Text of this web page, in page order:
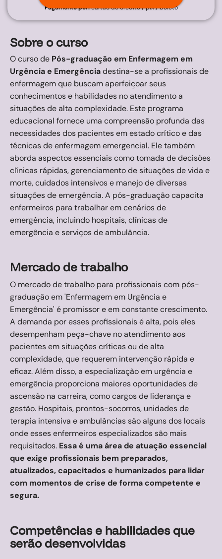
Sobre o curso
O curso de Pós-graduação em Enfermagem em
Urgência e Emergênciadestina-se a profissionais de
enfermagem que buscam aperfeiçoar seus
conhecimentos e habilidades no atendimento a
situações de alta complexidade. Este programa
educacional fornece uma compreensão profunda das
necessidades dos pacientes em estado crítico e das
técnicas de enfermagem emergencial. Ele também
aborda aspectos essenciais como tomada de decisões
clínicas rápidas, gerenciamento de situações de vida e
morte, cuidados intensivos e manejo de diversas
situações de emergência. A pós-graduação capacita
enfermeiros para trabalhar em cenários de
emergência, incluindo hospitais, clínicas de
emergência e serviços de ambulância.
Mercado de trabalho
O mercado de trabalho para profissionais com pós-
graduação em 'Enfermagem em Urgência e
Emergência' é promissor e em constante crescimento.
A demanda por esses profissionais é alta, pois eles
desempenham peça-chave no atendimento aos
pacientes em situações críticas ou de alta
complexidade, que requerem intervenção rápida e
eficaz. Além disso, a especialização em urgência e
emergência proporciona maiores oportunidades de
ascensão na carreira, como cargos de liderança e
gestão. Hospitais, prontos-socorros, unidades de
terapia intensiva e ambulâncias são alguns dos locais
onde esses enfermeiros especializados são mais
requisitados. Essa é uma área de atuação essencial
que exige profissionais bem preparados,
atualizados, capacitados e humanizados para lidar
com momentos de crise de forma competente e
segura.
Competências e habilidades que
serão desenvolvidas
Pagamento por:cartão de crédito / pix / boleto